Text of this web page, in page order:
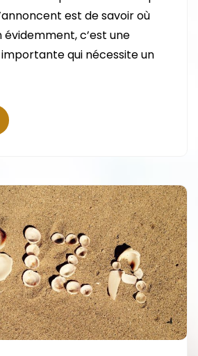
FAMILLE
:
POURQUOI
est de savoir où
évidemment, c’est une
qui nécessite un